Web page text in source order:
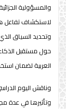
والمسؤولية
لاستكشاف تفاعل
وتحديد السياق
حول مستقبل
العربية لضمان
وناقش اليوم
وتأثيرها في عدة